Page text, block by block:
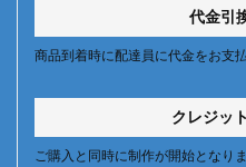
代金引
商品到着時に配達員に代金をお支
クレジッ
ご購入と同時に制作が開始となりま